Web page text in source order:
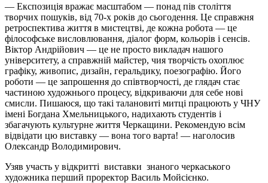
— Експозиція вражає масштабом — понад пів століття
творчих пошуків, від 70-х років до сьогодення. Це справжня
ретроспектива життя в мистецтві, де кожна робота — це
філософське висловлювання, діалог форм, кольорів і сенсів.
Віктор Андрійович — це не просто викладач нашого
університету, а справжній майстер, чия творчість охоплює
графіку, живопис, дизайн, геральдику, поезографію. Його
роботи — це запрошення до співтворчості, де глядач стає
частиною художнього процесу, відкриваючи для себе нові
смисли. Пишаюся, що такі талановиті митці працюють у ЧНУ
імені Богдана Хмельницького, надихають студентів і
збагачують культурне життя Черкащини. Рекомендую всім
відвідати цю виставку — вона того варта! — наголосив
Олександр Володимирович.
Узяв участь у відкритті виставки знаного черкаського
художника перший проректор Василь Мойсієнко.